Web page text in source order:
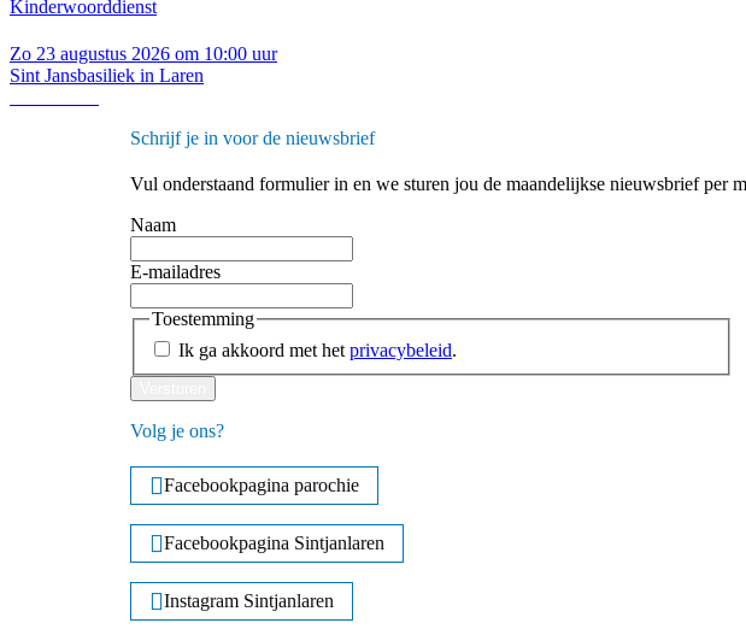
Kinderwoorddienst
Zo 23 augustus 2026 om 10:00 uur
Sint Jansbasiliek in Laren
Schrijf je in voor de nieuwsbrief
Vul onderstaand formulier in en we sturen jou de maandelijkse nieuwsbrief per
Naam
E-mailadres
Toestemming
Ik ga akkoord met het privacybeleid.
Volg je ons?
Facebookpagina parochie
Facebookpagina Sintjanlaren
Instagram Sintjanlaren